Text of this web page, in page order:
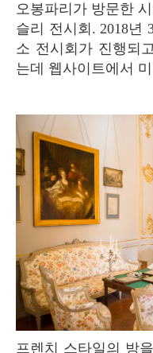
오봉파리가 방문한 시즌에 진행된 인상주의 화가 시
슬리 전시회. 2018년
소 전시회가 진행되
는데 웹사이트에서
프렌치 스타일의 방을 잠시 엿볼 수 있는 공간도 마